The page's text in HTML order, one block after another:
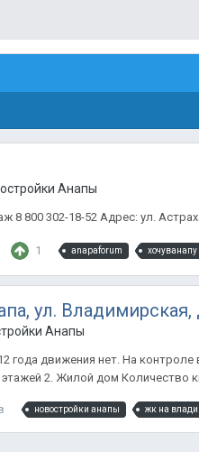
Анапы
8 800 302-18-52 Адрес: ул.
1 anapaforum хочуванапу
ул. Владимирская,
Анапы
года движения нет. На
2. Жилой дом Количество
новостройки анапы жк на